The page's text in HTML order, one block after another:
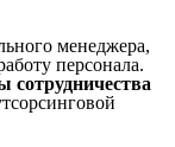
менеджера,
персонала.
сотрудничества